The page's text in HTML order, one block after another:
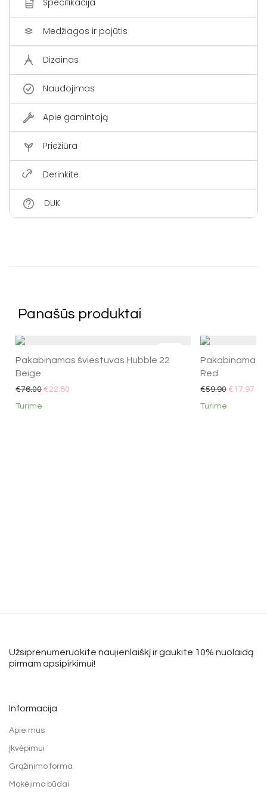
Medžiagos ir pojūtis
Dizainas
Naudojimas
Apie gamintoją
Priežiūra
Derinkite
DUK
Panašūs produktai
Pakabinamas šviestuvas Hubble 22
Beige
€76.00 €22.80
Turime
Pakabinamas
Red
€59.90 € 17.97
Turime
Užsiprenumeruokite naujienlaiškį ir gaukite 10% nuolaidą
pirmam apsipirkimui!
Informacija
Apie mus
Įkvėpimui
Grąžinimo forma
Mokėjimo būdai